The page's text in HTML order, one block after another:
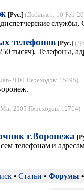
[Рус.] (Добавлен: 10-Feb-
службы,
телефонов [Рус.]
тысяч). Телефоны,
2000 Переходов: 15495)
2005 Переходов: 12764)
г.Воронежа [
телефонам и
• Статьи • Форумы •